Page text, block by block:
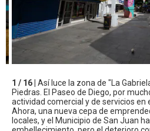
1 / 16 | Así luce la zona de "La
Piedras. El Paseo de Diego, por
actividad comercial y de servicios en
Ahora, una nueva cepa de
locales, y el Municipio de San Juan